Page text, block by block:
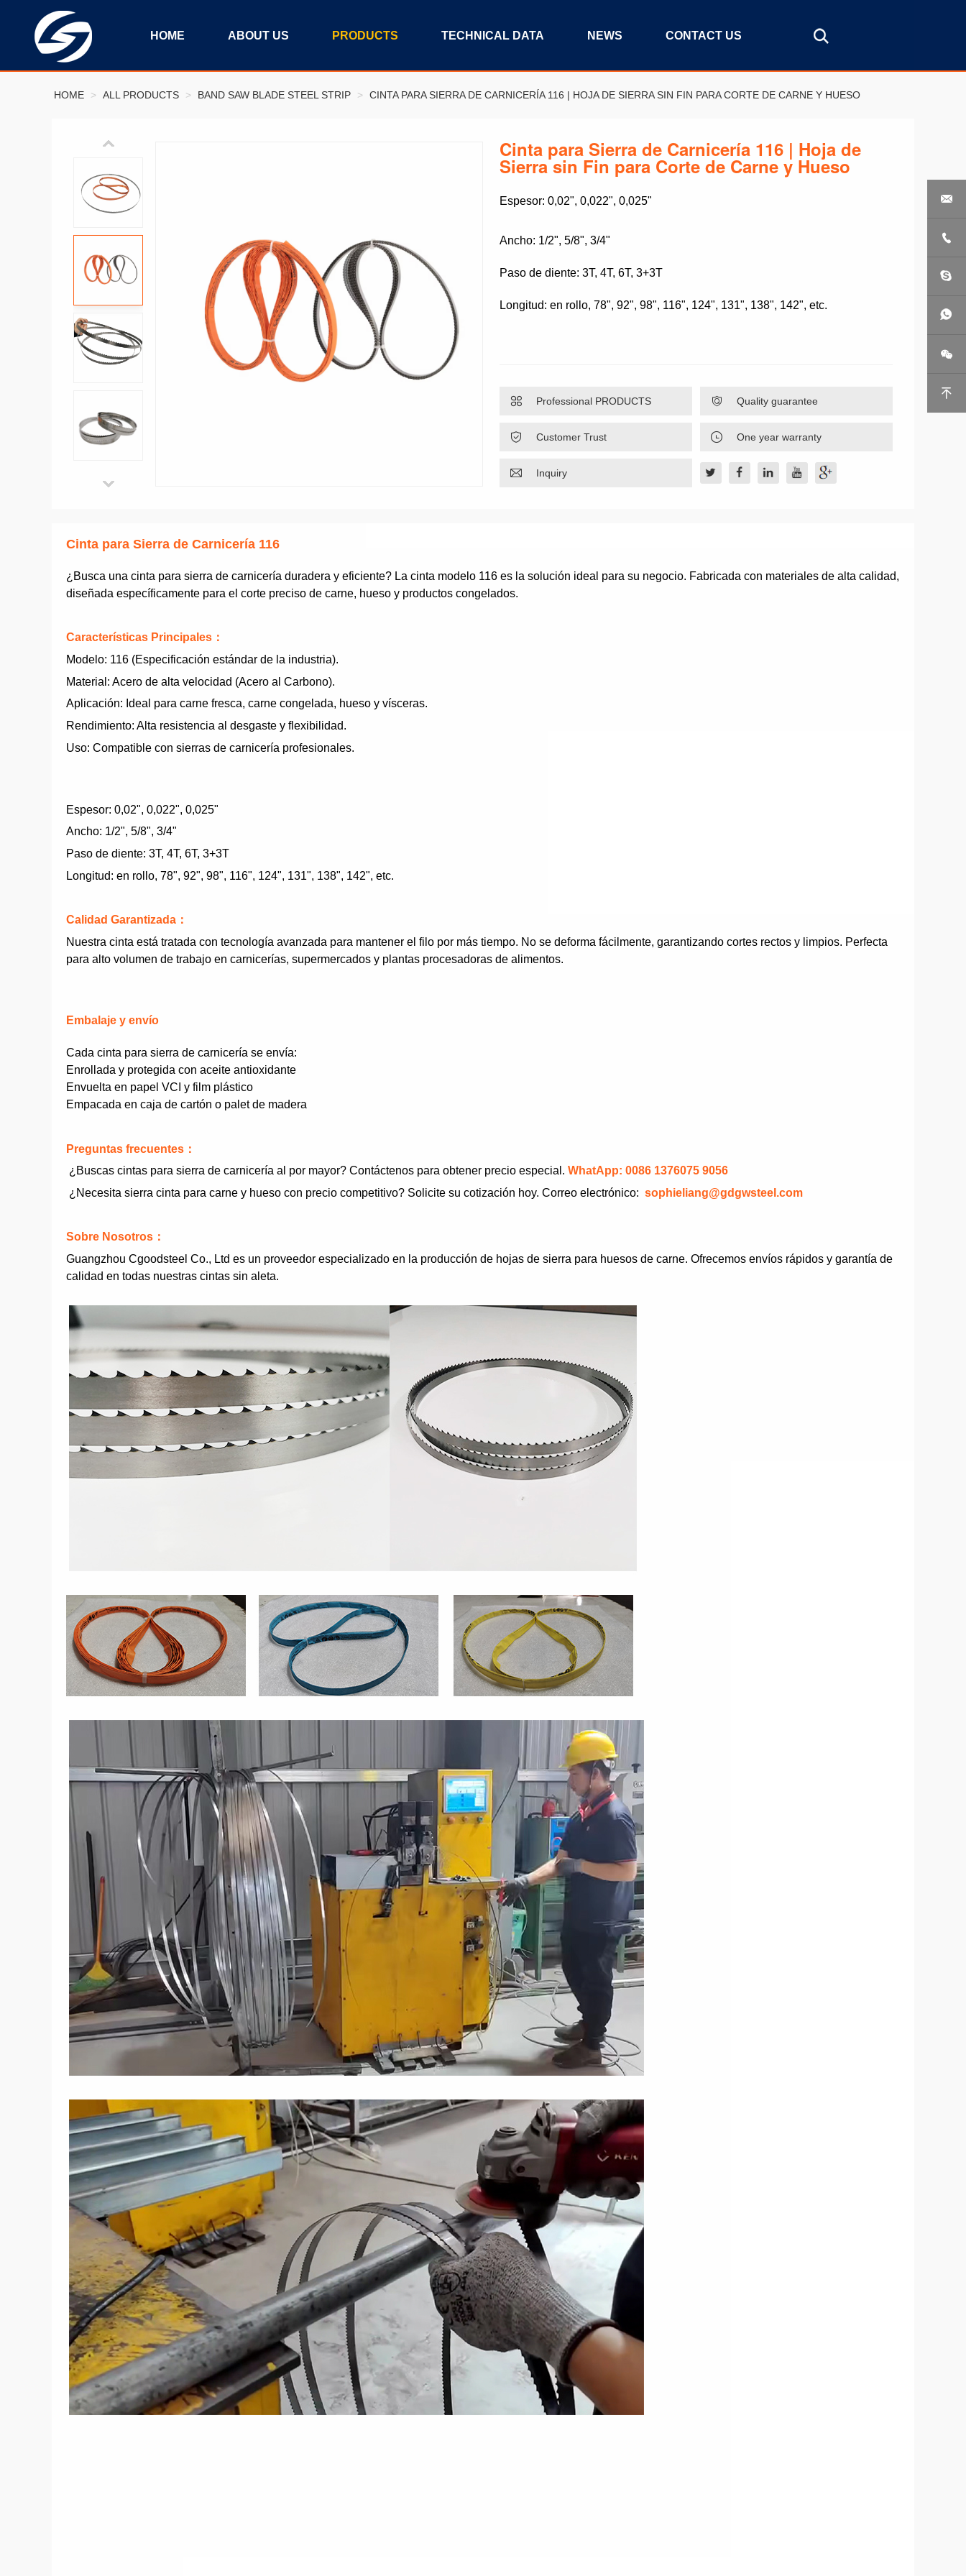
HOME ABOUT US PRODUCTS TECHNICAL DATA NEWS CONTACT US
HOME > ALL PRODUCTS > BAND SAW BLADE STEEL STRIP > CINTA PARA SIERRA DE CARNICERÍA 116 | HOJA DE SIERRA SIN FIN PARA CORTE DE CARNE Y HUESO
Cinta para Sierra de Carnicería 116 | Hoja de
Sierra sin Fin para Corte de Carne y Hueso
Espesor: 0,02", 0,022", 0,025"
Ancho: 1/2", 5/8", 3/4"
Paso de diente: 3T, 4T, 6T, 3+3T
Longitud: en rollo, 78", 92", 98", 116", 124", 131", 138", 142", etc.
 Professional PRODUCTS  Quality guarantee
 Customer Trust  One year warranty
 Inquiry
Cinta para Sierra de Carnicería 116
¿Busca una cinta para sierra de carnicería duradera y eficiente? La cinta modelo 116 es la solución ideal para su negocio. Fabricada con materiales de alta calidad,
diseñada específicamente para el corte preciso de carne, hueso y productos congelados.
Características Principales ：
Modelo: 116 (Especificación estándar de la industria).
Material: Acero de alta velocidad (Acero al Carbono).
Aplicación: Ideal para carne fresca, carne congelada, hueso y vísceras.
Rendimiento: Alta resistencia al desgaste y flexibilidad.
Uso: Compatible con sierras de carnicería profesionales.
Espesor: 0,02", 0,022", 0,025"
Ancho: 1/2", 5/8", 3/4"
Paso de diente: 3T, 4T, 6T, 3+3T
Longitud: en rollo, 78", 92", 98", 116", 124", 131", 138", 142", etc.
Calidad Garantizada ：
Nuestra cinta está tratada con tecnología avanzada para mantener el filo por más tiempo. No se deforma fácilmente, garantizando cortes rectos y limpios. Perfecta
para alto volumen de trabajo en carnicerías, supermercados y plantas procesadoras de alimentos.
Embalaje y envío
Cada cinta para sierra de carnicería se envía:
Enrollada y protegida con aceite antioxidante
Envuelta en papel VCI y film plástico
Empacada en caja de cartón o palet de madera
Preguntas frecuentes ：
¿Buscas cintas para sierra de carnicería al por mayor? Contáctenos para obtener precio especial. WhatApp: 0086 1376075 9056
¿Necesita sierra cinta para carne y hueso con precio competitivo? Solicite su cotización hoy. Correo electrónico: sophieliang@gdgwsteel.com
Sobre Nosotros ：
Guangzhou Cgoodsteel Co., Ltd es un proveedor especializado en la producción de hojas de sierra para huesos de carne. Ofrecemos envíos rápidos y garantía de
calidad en todas nuestras cintas sin aleta.



